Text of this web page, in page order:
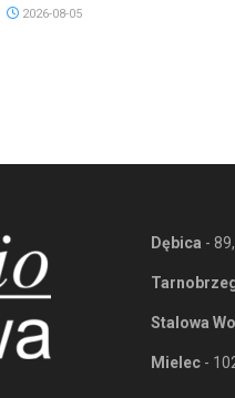
2026-08-05
Dębica -
Stalowa
Mielec -